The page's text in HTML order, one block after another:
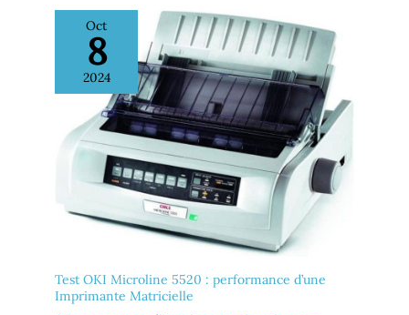
Oct
8
2024
Test OKI Microline 5520 : performance d’une
Imprimante Matricielle